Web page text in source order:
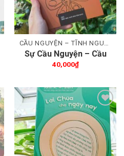
CẦU NGUYỆN – TĨNH NGUYỆN
Sự Cầu Nguyện – Cầu
nguyện chung định hình
40,000₫
Thêm wishlist